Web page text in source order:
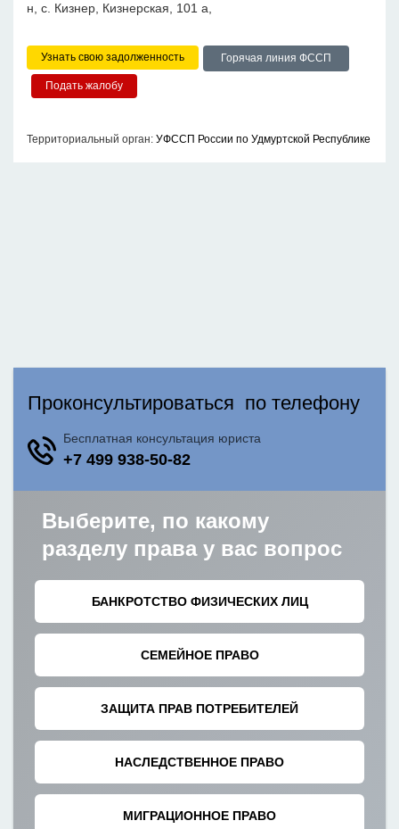
н, с. Кизнер, Кизнерская, 101 а,
Узнать свою задолженность Горячая линия ФССП
Территориальный орган: УФССП России по Удмуртской Республике